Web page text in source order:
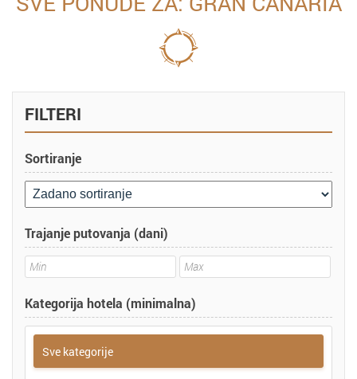
FILTERI
Sortiranje
Trajanje putovanja (dani)
Kategorija hotela (minimalna)
Sve kategorije